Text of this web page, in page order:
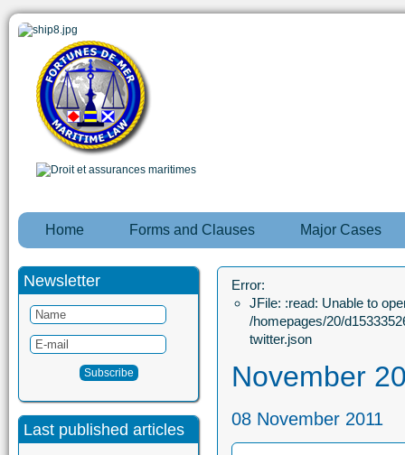
Home Forms and Clauses Major Cases
Newsletter
Last published articles
Error:
JFile: :read: Unable to
/homepages/20/
twitter.json
November
08 November 2011